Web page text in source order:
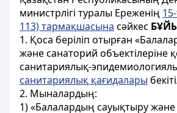
министрлігі туралы Ереженің
113) тармақшасына сәйкес
1. Қоса беріліп отырған
және санаторий объектілеріне
санитариялық-
санитариялық қағидалары
2. Мыналардың:
1) «Балалардың сауықтыру